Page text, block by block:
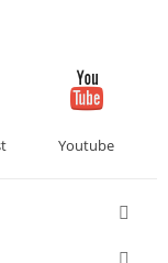
Youtube